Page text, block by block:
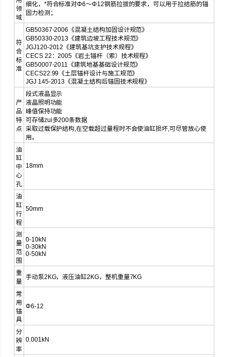
领
域
细化，*符合标准对Φ6～Φ12钢筋拉拔的要求，可以用于拉结筋的锚
固力检测；
符
合
标
准
GB50367-2006《混凝土结构加固设计规范》
GB50330-2013《建筑边坡工程技术规范》
JGJ120-2012《建筑基坑支护技术规程》
CECS 22：2005《岩土锚杆（索）技术规程》
GB50007-2011《建筑地基基础设计规范》
CECS22:99《土层锚杆设计与施工规范》
JGJ 145-2013《混凝土结构后锚固技术规程》
产
品
特
点
段式液晶显示
液晶照明功能
峰值保持功能
可存储zui多200条数据
采取过载保护结构,在空载超过量程时不会使油缸损坏,可尽管放心使
用。
油
缸
中
心
孔
18mm
油
缸
行
程
50mm
测
量
范
围
0-10kN
0-30kN
0-50kN
重
量
手动泵2KG，液压油缸2KG，整机重量7KG
常
用
锚
具
Φ6-12
分
辨
率
0.001kN